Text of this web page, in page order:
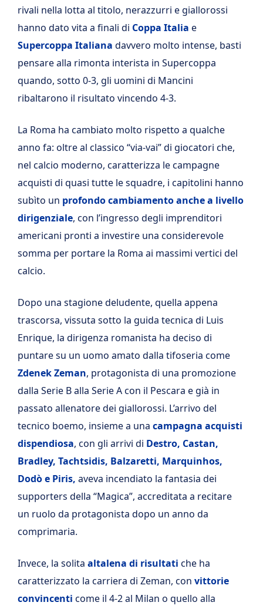
rivali nella lotta al titolo, nerazzurri e giallorossi
hanno dato vita a finali di Coppa Italia e
Supercoppa Italiana davvero molto intense, basti
pensare alla rimonta interista in Supercoppa
quando, sotto 0-3, gli uomini di Mancini
ribaltarono il risultato vincendo 4-3.
La Roma ha cambiato molto rispetto a qualche
anno fa: oltre al classico “via-vai” di giocatori che,
nel calcio moderno, caratterizza le campagne
acquisti di quasi tutte le squadre, i capitolini hanno
subìto un profondo cambiamento anche a livello
dirigenziale, con l’ingresso degli imprenditori
americani pronti a investire una considerevole
somma per portare la Roma ai massimi vertici del
calcio.
Dopo una stagione deludente, quella appena
trascorsa, vissuta sotto la guida tecnica di Luis
Enrique, la dirigenza romanista ha deciso di
puntare su un uomo amato dalla tifoseria come
Zdenek Zeman, protagonista di una promozione
dalla Serie B alla Serie A con il Pescara e già in
passato allenatore dei giallorossi. L’arrivo del
tecnico boemo, insieme a una campagna acquisti
dispendiosa, con gli arrivi di Destro, Castan,
Bradley, Tachtsidis, Balzaretti, Marquinhos,
Dodò e Piris, aveva incendiato la fantasia dei
supporters della “Magica”, accreditata a recitare
un ruolo da protagonista dopo un anno da
comprimaria.
Invece, la solita altalena di risultati che ha
caratterizzato la carriera di Zeman, con vittorie
convincenti come il 4-2 al Milan o quello alla